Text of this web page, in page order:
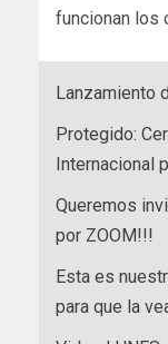
funcionan los
Lanzamiento
Protegido:
Internacional
Queremos
por ZOOM!!!
Esta es
para que la